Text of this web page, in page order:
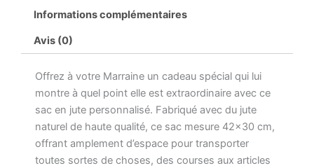
Informations complémentaires
Avis (0)
Offrez à votre Marraine un cadeau spécial qui lui
montre à quel point elle est extraordinaire avec ce
sac en jute personnalisé. Fabriqué avec du jute
naturel de haute qualité, ce sac mesure 42×30 cm,
offrant amplement d’espace pour transporter
toutes sortes de choses, des courses aux articles